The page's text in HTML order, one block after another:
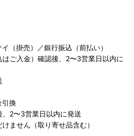
（掛売）／銀行振込（前払い）
はご入金）確認後、2〜3営業日以内に
引換
、2〜3営業日以内に発送
ません（取り寄せ品含む）